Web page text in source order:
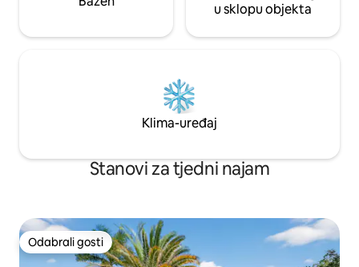
u sklopu objekta
Klima-uređaj
Stanovi za tjedni najam
Odabrali gosti
Odabrali gosti